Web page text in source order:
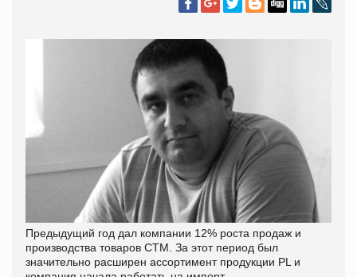
Предыдущий год дал компании 12% роста продаж и
производства товаров СТМ. За этот период был
значительно расширен ассортимент продукции PL и